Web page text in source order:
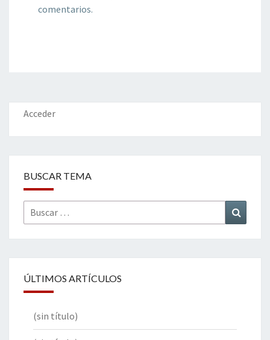
comentarios.
Acceder
BUSCAR TEMA
Buscar
por:
ÚLTIMOS ARTÍCULOS
(sin título)